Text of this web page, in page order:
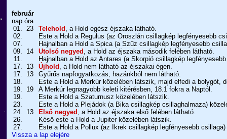
február
nap óra
01.
23 Telehold , a Hold egész éjszaka látható.
02.
Este a Hold a Regulus (az Oroszlán csillagkép legfényesebb
07.
Hajnalban a Hold a Spica (a Szűz csillagkép legfényesebb
09.
14 Utolsó negyed , a Hold az éjszaka második felében látható.
11.
Hajnalban a Hold az Antares (a Skorpió csillagkép
17.
13 Újhold , a Hold nem látható az éjszakai égen.
17.
13
Gyűrűs napfogyatkozás, hazánkból nem látható.
18.
Este a Hold a Merkúr közelében látszik, majd elfedi a bolygót,
19.
19
A Merkúr legnagyobb keleti kitérésben, 18.1 fokra a Naptól.
19.
Este a Hold a Szaturnusz közelében látszik.
23.
Este a Hold a Plejádok (a Bika csillagkép csillaghalmaza)
24.
13 Első negyed , a Hold az éjszaka első felében látható.
26.
Késő este a Hold a Jupiter közelében látszik.
27.
Este a Hold a Pollux (az Ikrek csillagkép legfényesebb
Vissza a lap elejére